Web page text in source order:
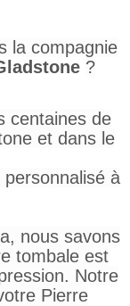
la compagnie
?
centaines de
et dans le
à
nous savons
tombale est
Notre
Pierre